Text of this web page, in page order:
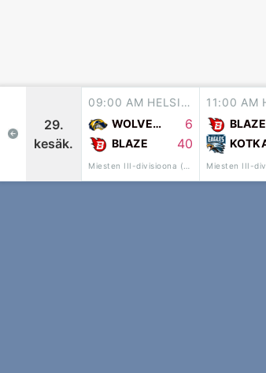
29.
kesäk.
09:00 AM HELSINKI
WOLVERINES
6
BLAZE 40
BLAZE